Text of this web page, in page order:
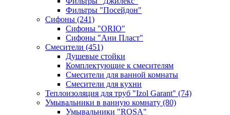
Фильтры "Посейдон"
Сифоны (241)
Сифоны "ORIO"
Сифоны "Ани Пласт"
Смесители (451)
Душевые стойки
Комплектующие к смесителям
Смесители для ванной комнаты
Смесители для кухни
Теплоизоляция для труб "Izol Garant" (74)
Умывальники в ванную комнату (80)
Умывальники "ROSA"